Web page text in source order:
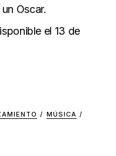
Oscar.
el 13 de
/ MÚSICA /